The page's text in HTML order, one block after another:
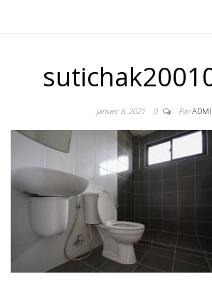
janvier 8, 2021 0 Par